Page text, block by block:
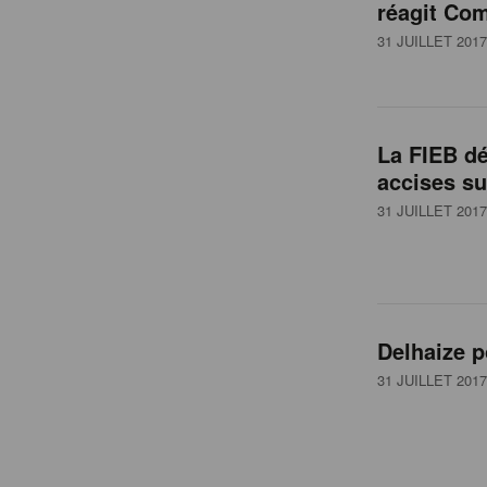
réagit
31 JUILLET 2017
La FIEB
accises
31 JUILLET 2017
Delhaize
31 JUILLET 2017